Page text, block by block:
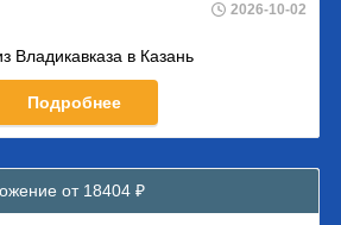
2026-10-02
Владикавказа в Казань
Подробнее
от 18404 ₽